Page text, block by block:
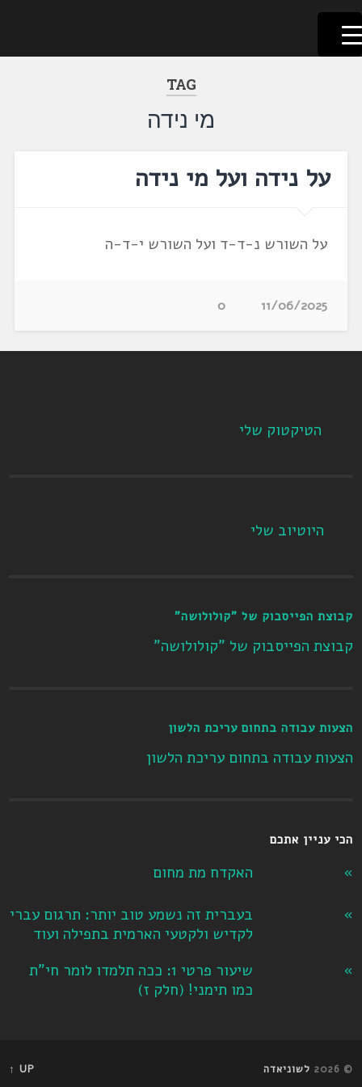
דלג
לתוכן
לשוניאדה
עברית. לשון. שפה
TAG
מי נידה
על נידה ועל מי נידה
על השורש נ-ד-ד ועל השורש י-ד-ה
11/06/2025
0
הטיקטוק שלי
היוטיוב שלי
קבוצת הפייסבוק של "קולולושה"
קבוצת הפייסבוק של "קולולושה"
הצעות עבודה בתחום עריכת הלשון
הצעות עבודה בתחום עריכת הלשון
הכי עניין אתכם
האקדח מת מחום
בעברית זה נשמע טוב יותר: תרגום עברי
לקדיש ולקטעי הארמית בתפילה ועוד
שיעור פרטי 1: ככה תלמדו לומר חי"ת
כמו תימני! ‏(חלק ז‏)
© 2026 לשוניאדה UP ↑